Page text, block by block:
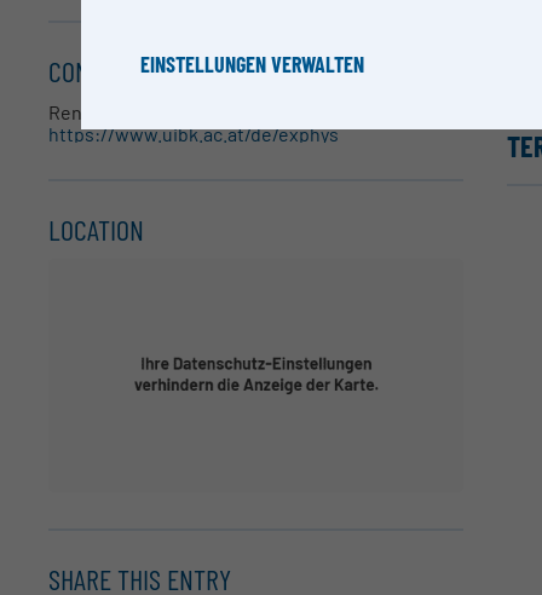
CONTACT
Renate Rupprechter
https://www.uibk.ac.at/de/exphys
LOCATION
SHARE THIS ENTRY
EINSTELLUNGEN VERWALTEN